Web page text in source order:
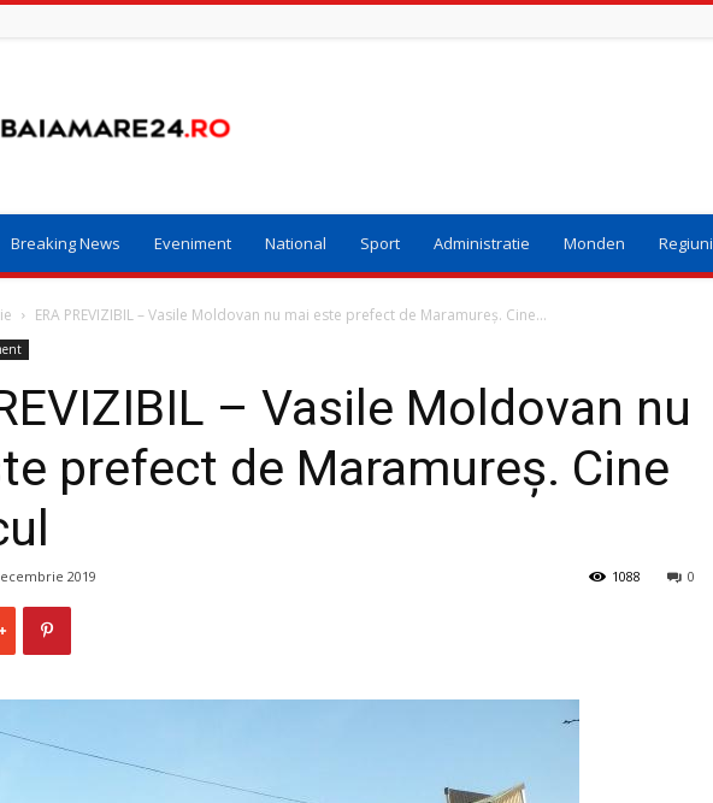
Breaking News Eveniment National Sport Administratie Monden Regiuni
ERA PREVIZIBIL – Vasile Moldovan nu mai este prefect de Maramureș. Cine...
– Vasile Moldovan nu
prefect de Maramureș. Cine
2019 0
1088